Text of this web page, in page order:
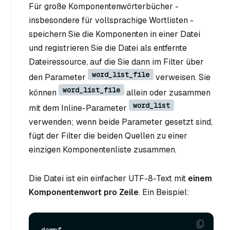
Für große Komponentenwörterbücher -
insbesondere für vollsprachige Wortlisten -
speichern Sie die Komponenten in einer Datei
und registrieren Sie die Datei als entfernte
Dateiressource, auf die Sie dann im Filter über
den Parameter
word_list_file
verweisen. Sie
können
word_list_file
allein oder zusammen
mit dem Inline-Parameter
word_list
verwenden; wenn beide Parameter gesetzt sind,
fügt der Filter die beiden Quellen zu einer
einzigen Komponentenliste zusammen.
Die Datei ist ein einfacher UTF-8-Text mit einem
Komponentenwort pro Zeile. Ein Beispiel: